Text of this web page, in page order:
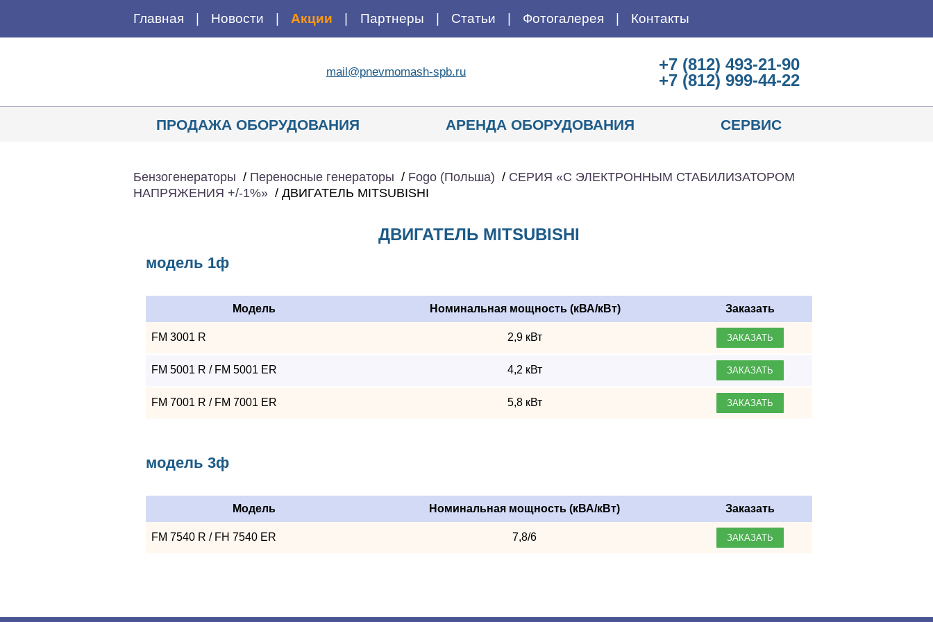
Главная Новости Акции Партнеры Статьи Фотогалерея Контакты
mail@pnevmomash-spb.ru
+7 (812) 493-21-90
+7 (812) 999-44-22
ПРОДАЖА ОБОРУДОВАНИЯ АРЕНДА ОБОРУДОВАНИЯ СЕРВИС
Бензогенераторы / Переносные генераторы / Fogo (Польша) / CЕРИЯ «С ЭЛЕКТРОННЫМ СТАБИЛИЗАТОРОМ
НАПРЯЖЕНИЯ +/-1%» / ДВИГАТЕЛЬ MITSUBISHI
ДВИГАТЕЛЬ MITSUBISHI
модель 1ф
Модель Номинальная мощность (кВА/кВт) Заказать
FM 3001 R 2,9 кВт ЗАКАЗАТЬ
FM 5001 R / FM 5001 ER 4,2 кВт ЗАКАЗАТЬ
FM 7001 R / FM 7001 ER 5,8 кВт ЗАКАЗАТЬ
модель 3ф
Модель Номинальная мощность (кВА/кВт) Заказать
FM 7540 R / FH 7540 ER 7,8/6 ЗАКАЗАТЬ